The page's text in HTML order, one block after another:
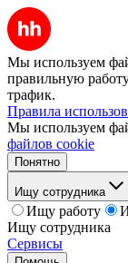
Мы используем
правильную
трафик.
Правила
Мы используем
файлов cookie
Понятно
Ищу сотрудника
Ищу работу
Ищу сотрудника
Сервисы